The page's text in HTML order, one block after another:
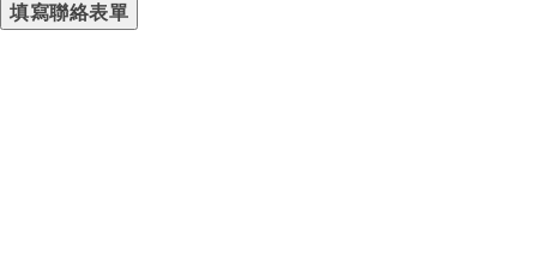
填寫聯絡表單